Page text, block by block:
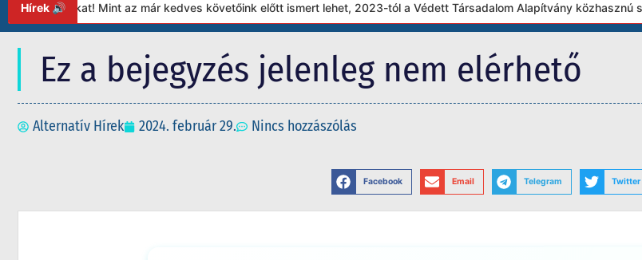
Hírek 🔊Mint az már kedves követőink előtt ismert lehet, 2023-tól a Védett Társadalom Alapítvány közhasznú
Ez a bejegyzés jelenleg nem elérhető
Alternatív Hírek 2024. február 29. Nincs hozzászólás
Facebook Email Telegram Twitter